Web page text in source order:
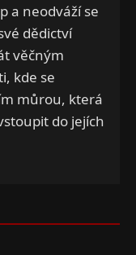
a neodváží se
dědictví
věčným
kde se
můrou, která
do jejích